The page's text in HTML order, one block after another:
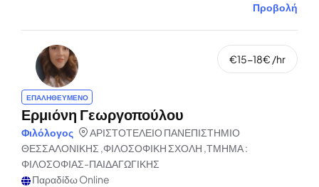
Προβολή
ΕΠΑΛΗΘΕΥΜΕΝΟ
Ερμιόνη Γεωργοπούλου
Φιλόλογος
ΑΡΙΣΤΟΤΕΛΕΙΟ ΠΑΝΕΠΙΣΤΗΜΙΟ
ΘΕΣΣΑΛΟΝΙΚΗΣ ,ΦΙΛΟΣΟΦΙΚΗ ΣΧΟΛΗ ,ΤΜΗΜΑ :
ΦΙΛΟΣΟΦΙΑΣ-ΠΑΙΔΑΓΩΓΙΚΗΣ
Παραδίδω Online
€15-18€ /hr